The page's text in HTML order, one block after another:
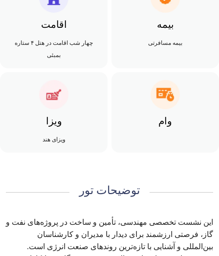
بیمه
بیمه مسافرتی
اقامت
چهار شب اقامت در هتل ۴ ستاره
بمبئی
وام ویزا
ویزای هند
توضیحات تور
این نشست تخصصی مهندسی، تأمین و ساخت در پروژه‌های نفت و
گاز، فرصتی ارزشمند برای دیدار با مدیران و کارشناسان
بین‌المللی و آشنایی با تازه‌ترین روندهای صنعت انرژی است.